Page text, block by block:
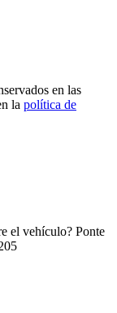
en las
la política de
el vehículo? Ponte